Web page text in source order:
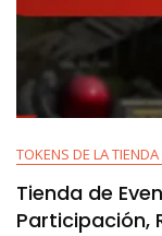
TOKENS DE LA
Tienda de
Participación,